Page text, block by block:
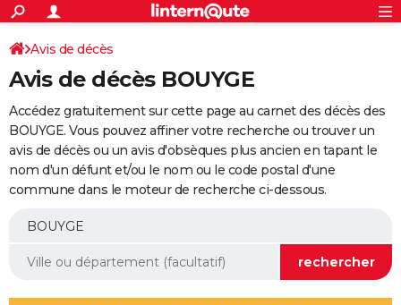
ACTUALITÉS
Politique
Société
Faits Divers
Education
Monde
Villes
+
SPORT
Coupe du monde 2026
Football
Tennis
Cyclisme
Rugby
Forum
Programme TV
TNT
Streaming
Cinéma
Sorties cinéma
Musique
+
FINANCE
Retraite
Epargne
Immobilier
Risques naturels par ville
Banque
Assurance
AUTO
Essais
Réserver un essai
Citadines
Berlines
SUV
Forum auto
+
Mobiles
Meilleur smartphone
Internet
Ordinateurs
Jeux vidéo
Guide high-tech
Aménagement intérieur
Avis de décès
Avis de décès BOUYGE
Accédez gratuitement sur cette page au carnet des décès des
BOUYGE. Vous pouvez affiner votre recherche ou trouver un
avis de décès ou un avis d'obsèques plus ancien en tapant le
nom d'un défunt et/ou le nom ou le code postal d'une
commune dans le moteur de recherche ci-dessous.